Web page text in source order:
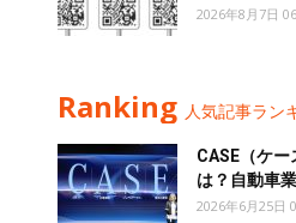
2026年8月7日
Ranking 人気記事ラン
CASE（ケ
は？自動車
2026年6月25日